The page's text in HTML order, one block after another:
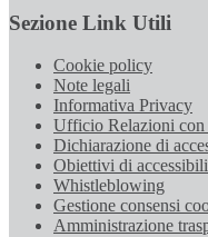
Sezione Link Utili
Cookie policy
Note legali
Informativa Privacy
Ufficio Relazioni
Dichiarazione di
Obiettivi di
Whistleblowing
Gestione consensi
Amministrazione